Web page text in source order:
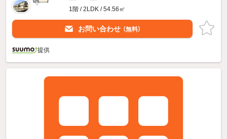
1階 / 2LDK / 54.56㎡
お問い合わせ （無料）
提供